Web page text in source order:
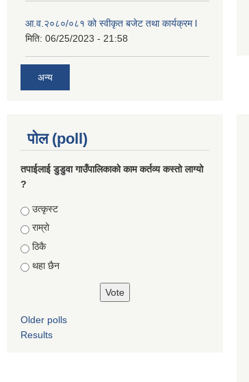
आ.व.२०८०/०८१ को स्वीकृत बजेट तथा कार्यक्रम l
मिति: 06/25/2023 - 21:58
अन्य
पोल (poll)
तपाईलाई डुडुवा गाउँपालिकाको काम कर्तव्य कस्तो लाग्यो
?
Choices
उत्कृस्ट
राम्रो
ठिकै
थहा छैन
Older polls
Results